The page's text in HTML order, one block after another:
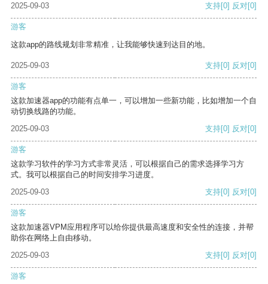
2025-09-03 支持[0] 反对[0]
游客
这款app的路线规划非常精准，让我能够快速到达目的地。
2025-09-03 支持[0] 反对[0]
游客
这款加速器app的功能有点单一，可以增加一些新功能，比如增加一个自
动切换线路的功能。
2025-09-03
支持[0] 反对[0]
游客
这款学习软件的学习方式非常灵活，可以根据自己的需求选择学习方
式。我可以根据自己的时间安排学习进度。
2025-09-03
支持[0] 反对[0]
游客
这款加速器VPM应用程序可以给你提供最高速度和安全性的连接，并帮
助你在网络上自由移动。
2025-09-03
支持[0] 反对[0]
游客